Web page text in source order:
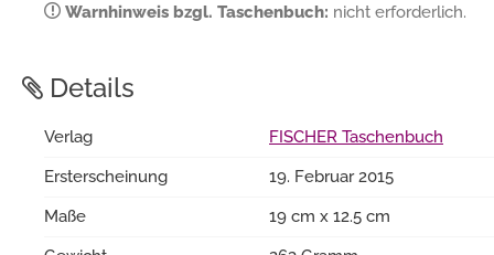
Warnhinweis bzgl. Taschenbuch: nicht erforderlich.
Details
Verlag
FISCHER Taschenbuch
Ersterscheinung
19. Februar 2015
Maße
19 cm x 12.5 cm